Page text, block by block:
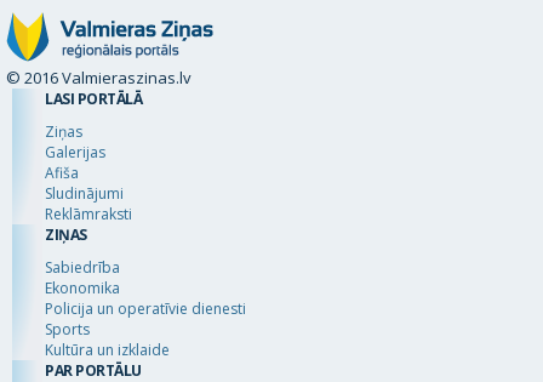
© 2016 Valmieraszinas.lv
LASI PORTĀLĀ
Ziņas
Galerijas
Afiša
Sludinājumi
Reklāmraksti
ZIŅAS
Sabiedrība
Ekonomika
Policija un operatīvie dienesti
Sports
Kultūra un izklaide
PAR PORTĀLU